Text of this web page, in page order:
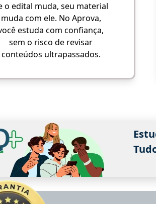
o edital muda, seu material
muda com ele. No Aprova,
estuda com confiança,
sem o risco de revisar
conteúdos ultrapassados.